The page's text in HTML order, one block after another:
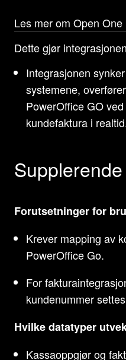
Les mer om Open One
Dette gjør integrasjonen
Integrasjonen
systemene,
PowerOffice GO
kundefaktura i
Forutsetninger for
Krever mapping av
PowerOffice Go.
For
kundenummer
Hvilke datatyper
Kassaoppgjør og